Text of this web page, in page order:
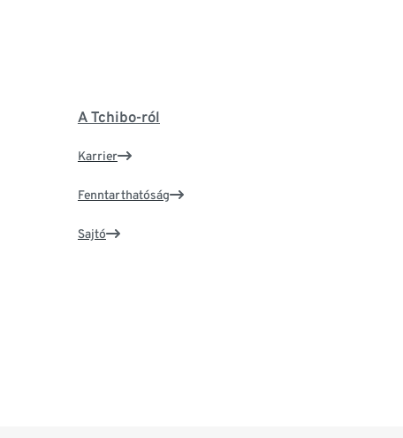
A Tchibo-ról
Karrier
Fenntarthatóság
Sajtó